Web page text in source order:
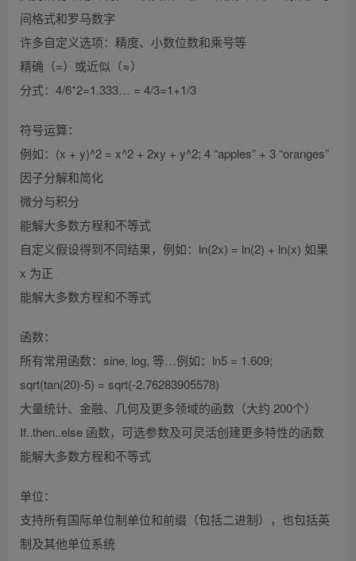
间格式和罗马数字
许多自定义选项：精度、小数位数和乘号等
精确（=）或近似（≈）
分式：4/6*2=1.333… = 4/3=1+1/3
符号运算：
例如：(x + y)^2 = x^2 + 2xy + y^2; 4 “apples” + 3 “oranges”
因子分解和简化
微分与积分
能解大多数方程和不等式
自定义假设得到不同结果，例如：ln(2x) = ln(2) + ln(x) 如果
x 为正
能解大多数方程和不等式
函数：
所有常用函数：sine, log, 等…例如：ln5 = 1.609;
sqrt(tan(20)-5) = sqrt(-2.76283905578)
大量统计、金融、几何及更多领域的函数（大约 200个）
If..then..else 函数，可选参数及可灵活创建更多特性的函数
能解大多数方程和不等式
单位：
支持所有国际单位制单位和前缀（包括二进制），也包括英
制及其他单位系统